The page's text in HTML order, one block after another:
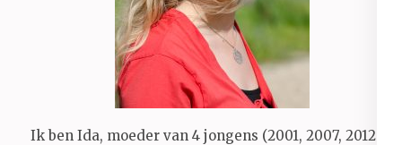
Ik ben Ida, moeder van 4 jongens (2001, 2007, 2012